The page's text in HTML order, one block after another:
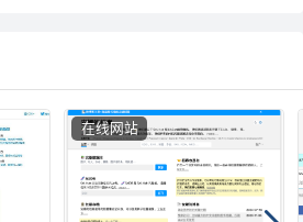
在线网站